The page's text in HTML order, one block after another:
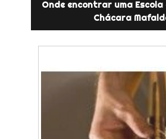
Onde encontrar uma Escola
Chácara